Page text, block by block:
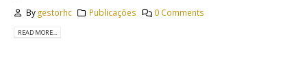
By gestorhc Publicações 0 Comments
READ MORE...